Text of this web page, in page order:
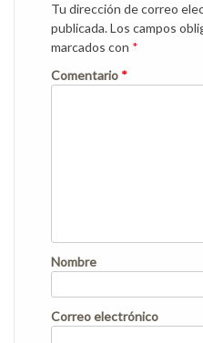
Tu dirección de correo
publicada.Los campos
marcados con *
Comentario *
Nombre
Correo electrónico